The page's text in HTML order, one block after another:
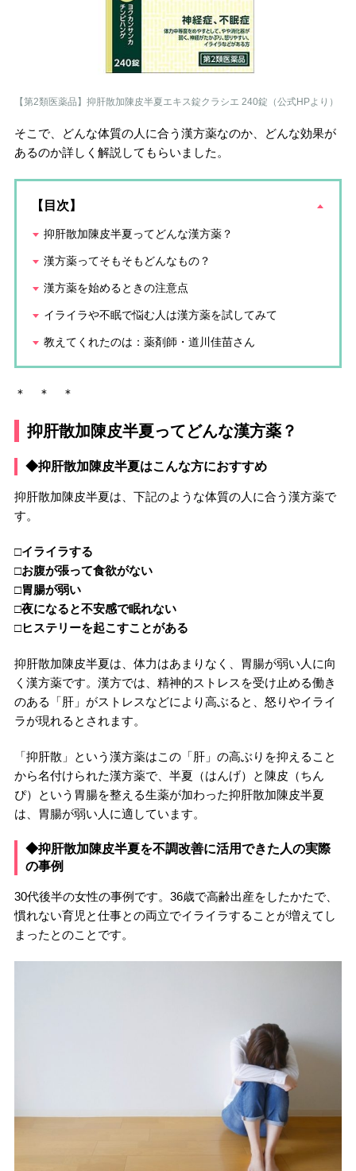
【第2類医薬品】抑肝散加陳皮半夏エキス錠クラシエ 240錠（公式HPより）
そこで、どんな体質の人に合う漢方薬なのか、どんな効果が
あるのか詳しく解説してもらいました。
【目次】
抑肝散加陳皮半夏ってどんな漢方薬？
漢方薬ってそもそもどんなもの？
漢方薬を始めるときの注意点
イライラや不眠で悩む人は漢方薬を試してみて
教えてくれたのは：薬剤師・道川佳苗さん
＊ ＊ ＊
抑肝散加陳皮半夏ってどんな漢方薬？
◆抑肝散加陳皮半夏はこんな方におすすめ
抑肝散加陳皮半夏は、下記のような体質の人に合う漢方薬で
す。
□イライラする
□お腹が張って食欲がない
□胃腸が弱い
□夜になると不安感で眠れない
□ヒステリーを起こすことがある
抑肝散加陳皮半夏は、体力はあまりなく、胃腸が弱い人に向
く漢方薬です。漢方では、精神的ストレスを受け止める働き
のある「肝」がストレスなどにより高ぶると、怒りやイライ
ラが現れるとされます。
「抑肝散」という漢方薬はこの「肝」の高ぶりを抑えること
から名付けられた漢方薬で、半夏（はんげ）と陳皮（ちん
ぴ）という胃腸を整える生薬が加わった抑肝散加陳皮半夏
は、胃腸が弱い人に適しています。
◆抑肝散加陳皮半夏を不調改善に活用できた人の実際
の事例
30代後半の女性の事例です。36歳で高齢出産をしたかたで、
慣れない育児と仕事との両立でイライラすることが増えてし
まったとのことです。